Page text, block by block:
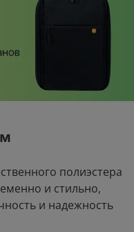
полиэстера
и стильно,
и надежность